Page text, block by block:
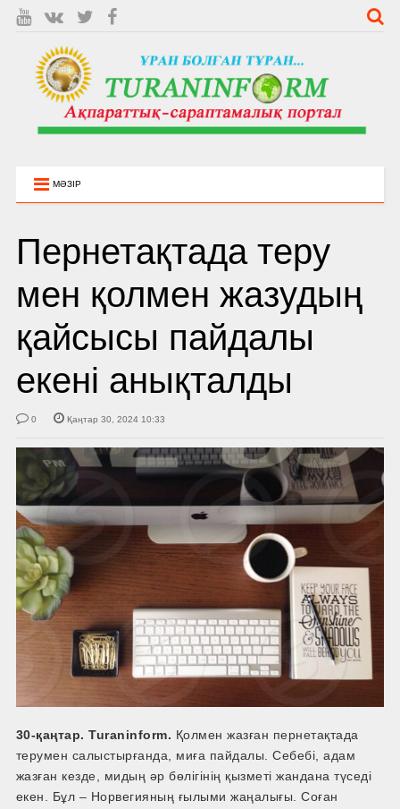
МӘЗІР
Пернетақтада теру
мен қолмен жазудың
қайсысы пайдалы
екені анықталды
0 Қаңтар 30, 2024 10:33
30-қаңтар. Turaninform. Қолмен жазған пернетақтада
терумен салыстырғанда, миға пайдалы. Себебі, адам
жазған кезде, мидың әр бөлігінің қызметі жандана түседі
екен. Бұл – Норвегияның ғылыми жаңалығы. Соған